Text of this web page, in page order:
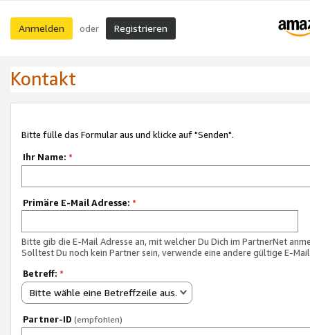
Anmelden oder Registrieren
Kontakt
Bitte fülle das Formular aus und klicke auf "Senden".
Ihr Name: *
Primäre E-Mail Adresse: *
Bitte gib die E-Mail Adresse an, mit welcher Du Dich im PartnerNet
Solltest Du noch kein Partner sein, verwende eine andere gültige E-
Betreff: *
Bitte wähle eine Betreffzeile aus.
Partner-ID (empfohlen)